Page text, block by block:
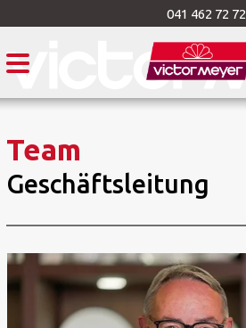
Team
Geschäftsleitung
041 462 72 72